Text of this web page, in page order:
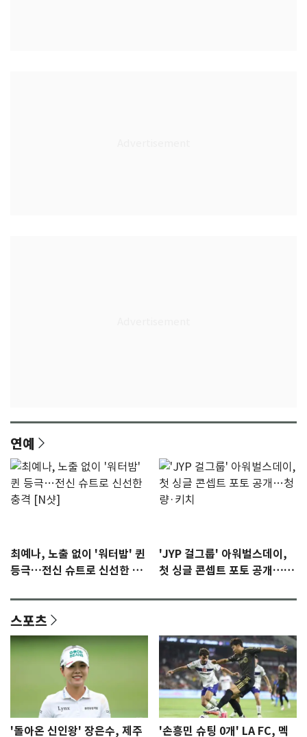
연예
최예나, 노출 없이 '워터밤' 퀸
등극…전신 슈트로 신선한 충
'JYP 걸그룹' 아워벌스데이,
첫 싱글 콘셉트 포토 공개…청
스포츠
'돌아온 신인왕' 장은수, 제주
'손흥민 슈팅 0개' LA FC, 멕